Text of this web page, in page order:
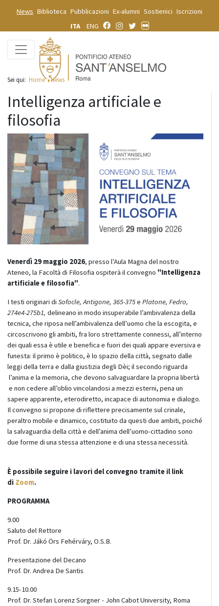
News Biblioteca Pubblicazioni Ex-alumni Sostienici Iscrizioni
ITA
ENG
Sei qui: Home News
Intelligenza artificiale e
filosofia
Venerdì 29 maggio 2026, presso l’Aula Magna del nostro
Ateneo, la Facoltà di Filosofia ospiterà il convegno "Intelligenza
artificiale e filosofia".
I testi originari di Sofocle, Antigone, 365-375e Platone, Fedro,
274e4-275b1, delineano in modo insuperabile l’ambivalenza della
tecnica, che riposa nell’ambivalenza dell’uomo che la escogita, e
circoscrivono gli ambiti, fra loro strettamente connessi, all’interno
dei quali essa è utile e benefica e fuori dei quali appare eversiva e
funesta: il primo è politico, è lo spazio della città, segnato dalle
leggi della terra e dalla giustizia degli Dèi; il secondo riguarda
l’anima e la memoria, che devono salvaguardare la propria libertà
e non cedere all’oblio vincolandosi a mezzi esterni, pena un
sapere apparente, eterodiretto, incapace di autonomia e dialogo.
Il convegno si propone di riflettere precisamente sul crinale,
peraltro mobile e dinamico, costituito da questi due ambiti, poiché
la salvaguardia della città e dell’anima dell’uomo-cittadino sono
due forme di una stessa attenzione e di una stessa necessità.
È possibile seguire i ​ lavori del convegno tramite il link
di Zoom​.
PROGRAMMA
9.00
Saluto del Rettore
Prof. Dr. Jákó Örs Fehérváry, O.S.B.
Presentazione del Decano
Prof. Dr. Andrea De Santis
9.15-10.00
Prof. Dr. Stefan Lorenz Sorgner - John Cabot University, Roma